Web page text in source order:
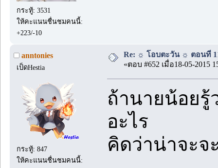
กระทู้: 3531
ให้คะแนนชื่นชมคนนี้:
+223/-10
anntonies
เป็ดHestia
กระทู้: 847
ให้คะแนนชื่นชมคนนี้:
Re: ☼ โอบตะวัน ☼ ตอนที่ 11
«ตอบ #652 เมื่อ18-05-2015
ถ้านายน้อยรู้
อะไร
คิดว่าน่าจะจ